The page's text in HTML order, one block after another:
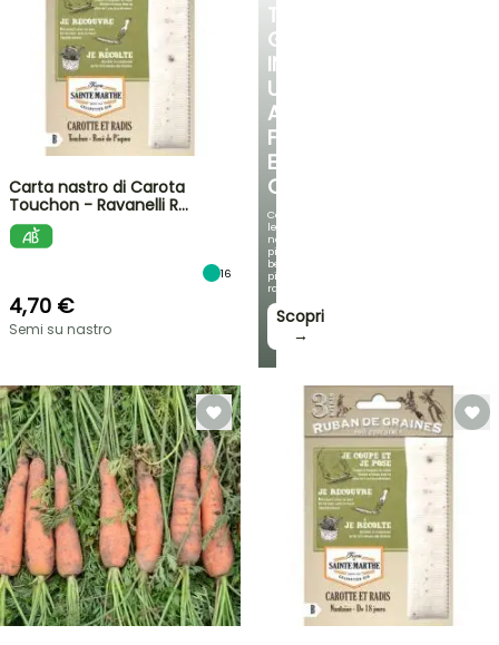
TUO
GIARDINO
IN
UN
ANGOLO
FRESCO
E
OMBREGGIATO
Con
le
nostre
più
belle
piante
rampicanti
Scopri
→
Carta nastro di Carota
Touchon - Ravanelli R…
16
4,70 €
Semi su nastro